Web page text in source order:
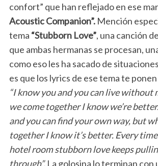
confort” que han reflejado en ese
Acoustic Companion”. Mención
tema “Stubborn Love”, una canción
que ambas hermanas se procesan,
como eso les ha sacado de
es que los lyrics de ese tema te
“I know you and you can live without
we come together I know we’re
and you can find your own way, but
together I know it’s better. Every
hotel room stubborn love keeps
through”.La golosina lo terminan con